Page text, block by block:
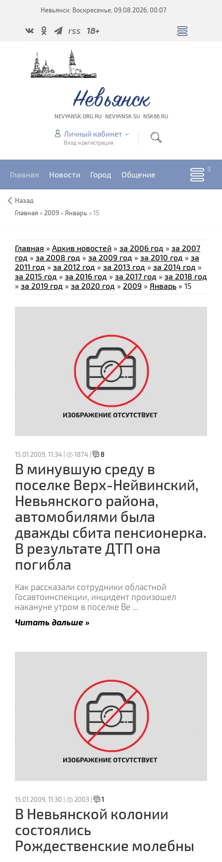
Невьянск: Воскресенье, 09.08.2026, 00:07
rss 18+
Невьянск
NEVYANSK.ORG.RU · NEVYANSK.SU · NSK66.RU
Личный кабинет
Вход и регистрация
Главная Новости Город Общение
Назад
Главная » 2009 » Январь »15
Главная » Архив новостей » за 2006 год » за 2007
год » за 2008 год » за 2009 год » за 2010 год » за
2011 год » за 2012 год » за 2013 год » за 2014 год »
за 2015 год » за 2016 год » за 2017 год » за 2018 год
» за 2019 год » за 2020 год » 2009 » Январь » 15
15.01.2009, 11:34 | 1874 | 8
В минувшую среду в
поселке Верх-Нейвинский,
Невьянского района,
автомобилями была
дважды сбита пенсионерка.
В результате ДТП она
погибла
Как рассказали сотрудники областной
Госавтоинспекции, инцидент произошел
накануне утром в поселке Ве ...
Читать дальше »
15.01.2009, 11:30 | 2003 | 1
В Невьянской колонии
состоялись
Рождественские молебны